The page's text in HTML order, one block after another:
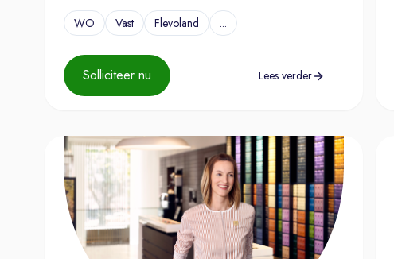
WO Vast Flevoland ...
Solliciteer nu Lees verder